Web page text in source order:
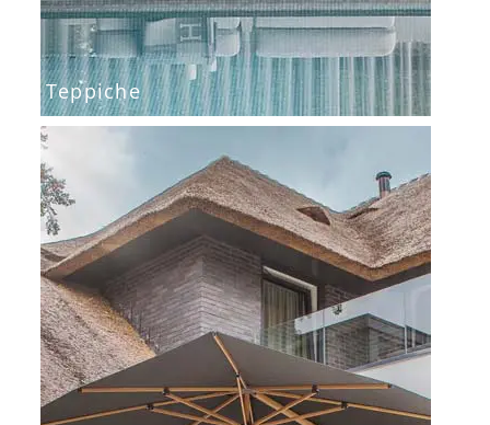
Teppiche